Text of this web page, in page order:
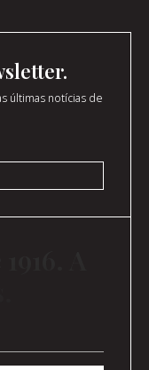
últimas notícias de